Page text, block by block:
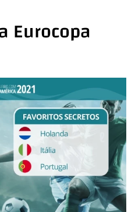
Eurocopa